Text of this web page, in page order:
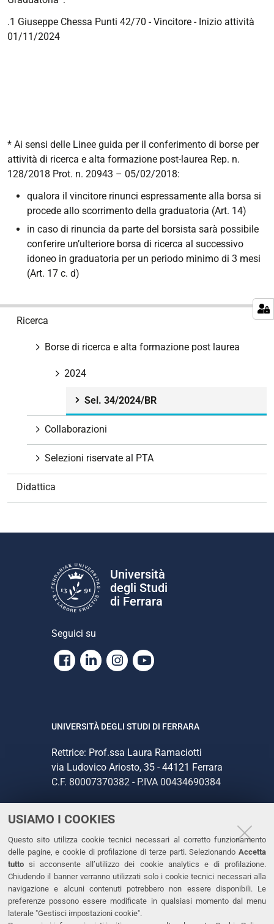
USIAMO I COOKIES
Questo sito utilizza cookie tecnici necessari al corretto funzionamento
delle pagine, e cookie di profilazione di terze parti. Selezionando Accetta
tutto si acconsente all’utilizzo dei cookie analytics e di profilazione.
Chiudendo il banner verranno utilizzati solo i cookie tecnici necessari alla
navigazione e alcuni contenuti potrebbero non essere disponibili. Le
preferenze possono essere modificate in qualsiasi momento dal menu
laterale "Gestisci impostazioni cookie".
.1 Giuseppe Chessa Punti 42/70 - Vincitore - Inizio attività
01/11/2024
* Ai sensi delle Linee guida per il conferimento di borse per
attività di ricerca e alta formazione post-laurea Rep. n.
128/2018 Prot. n. 20943 – 05/02/2018:
qualora il vincitore rinunci espressamente alla borsa si
procede allo scorrimento della graduatoria (Art. 14)
in caso di rinuncia da parte del borsista sarà possibile
conferire un’ulteriore borsa di ricerca al successivo
idoneo in graduatoria per un periodo minimo di 3 mesi
(Art. 17 c. d)
Ricerca
Borse di ricerca e alta formazione post laurea
2024
Sel. 34/2024/BR
Collaborazioni
Selezioni riservate al PTA
Didattica
Università
degli Studi
di Ferrara
Seguici su
Facebook
LinkedinInstagram
Youtube
UNIVERSITÀ DEGLI STUDI DI FERRARA
Rettrice: Prof.ssa Laura Ramaciotti
via Ludovico Ariosto, 35 - 44121 Ferrara
C.F. 80007370382 - P.IVA 00434690384
CONTATTI
Tel. +39 0532 293111
Fax. +39 0532 293031
PEC
LINKS